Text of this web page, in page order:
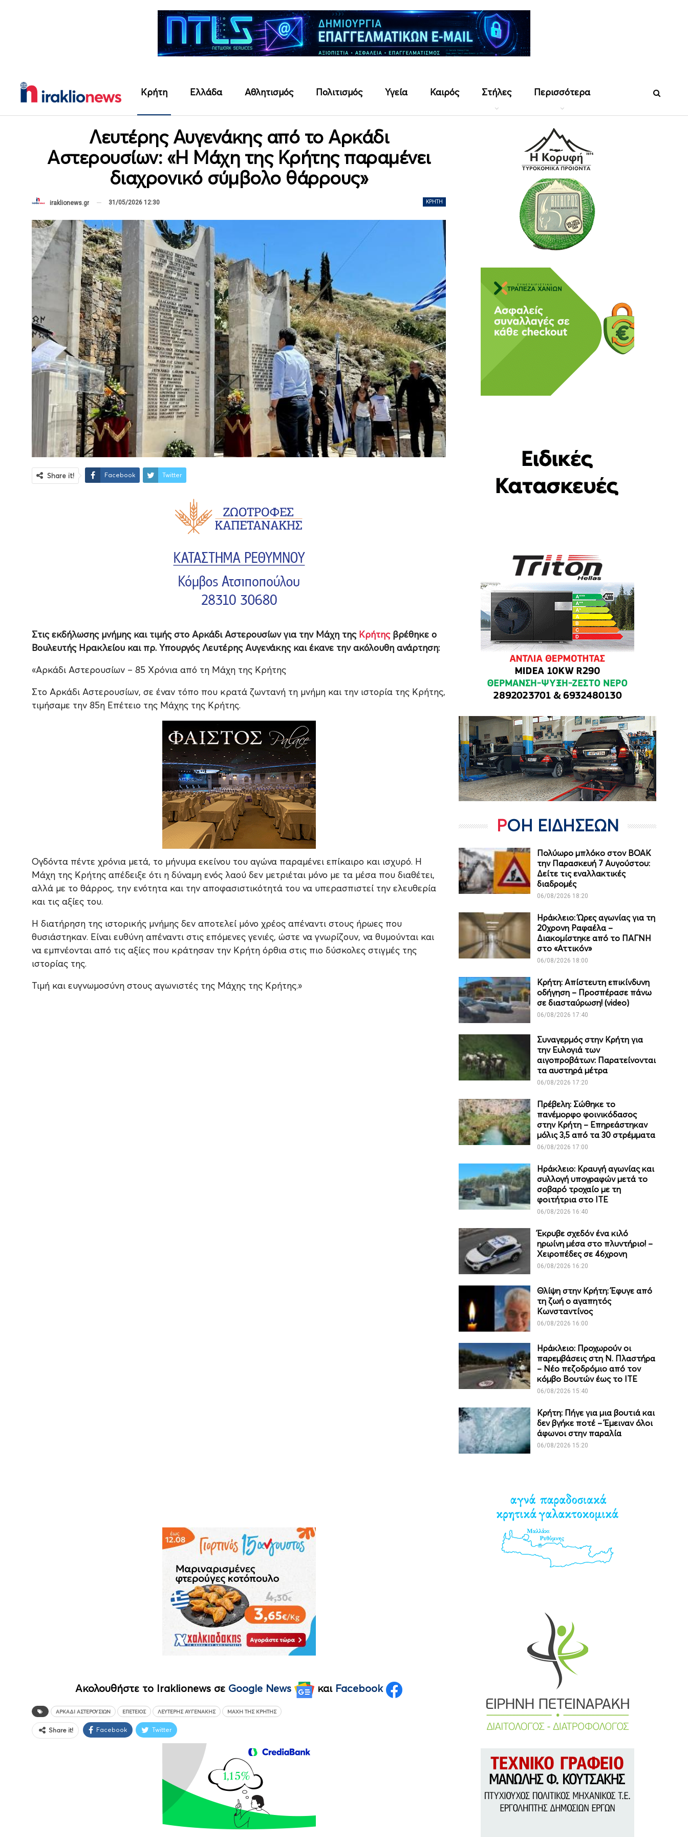
Κρήτη Ελλάδα Αθλητισμός Πολιτισμός Υγεία Καιρός Στήλες Περισσότερα
Λευτέρης Αυγενάκης από το Αρκάδι
Αστερουσίων: «Η Μάχη της Κρήτης παραμένει
διαχρονικό σύμβολο θάρρους»
ΚΡΉΤΗ
iraklionews.gr 31/05/2026 12:30
Share it! Facebook Twitter
Στις εκδήλωσης μνήμης και τιμής στο Αρκάδι Αστερουσίων για την Μάχη της Κρήτηςβρέθηκε ο
Βουλευτής Ηρακλείου και πρ. Υπουργός Λευτέρης Αυγενάκης και έκανε την ακόλουθη ανάρτηση:
«Αρκάδι Αστερουσίων – 85 Χρόνια από τη Μάχη της Κρήτης
Στο Αρκάδι Αστερουσίων, σε έναν τόπο που κρατά ζωντανή τη μνήμη και την ιστορία της Κρήτης,
τιμήσαμε την 85η Επέτειο της Μάχης της Κρήτης.
Ογδόντα πέντε χρόνια μετά, το μήνυμα εκείνου του αγώνα παραμένει επίκαιρο και ισχυρό. Η
Μάχη της Κρήτης απέδειξε ότι η δύναμη ενός λαού δεν μετριέται μόνο με τα μέσα που διαθέτει,
αλλά με το θάρρος, την ενότητα και την αποφασιστικότητά του να υπερασπιστεί την ελευθερία
και τις αξίες του.
Η διατήρηση της ιστορικής μνήμης δεν αποτελεί μόνο χρέος απέναντι στους ήρωες που
θυσιάστηκαν. Είναι ευθύνη απέναντι στις επόμενες γενιές, ώστε να γνωρίζουν, να θυμούνται και
να εμπνέονται από τις αξίες που κράτησαν την Κρήτη όρθια στις πιο δύσκολες στιγμές της
ιστορίας της.
Τιμή και ευγνωμοσύνη στους αγωνιστές της Μάχης της Κρήτης.»
Ακολουθήστε το Iraklionews σε Google News και Facebook
ΑΡΚΆΔΙ ΑΣΤΕΡΟΥΣΊΩΝ ΕΠΕΤΕΙΟΣ ΛΕΥΤΈΡΗΣ ΑΥΓΕΝΆΚΗΣ ΜΆΧΗ ΤΗΣ ΚΡΉΤΗΣ
Share it! Facebook Twitter
ΡΟΗ ΕΙΔΗΣΕΩΝ
Πολύωρο μπλόκο στον ΒΟΑΚ
την Παρασκευή 7 Αυγούστου:
Δείτε τις εναλλακτικές
διαδρομές
06/08/2026 18:20
Ηράκλειο: Ώρες αγωνίας για τη
20χρονη Ραφαέλα –
Διακομίστηκε από το ΠΑΓΝΗ
στο «Αττικόν»
06/08/2026 18:00
Κρήτη: Απίστευτη επικίνδυνη
οδήγηση – Προσπέρασε πάνω
σε διασταύρωση! (video)
06/08/2026 17:40
Συναγερμός στην Κρήτη για
την Ευλογιά των
αιγοπροβάτων: Παρατείνονται
τα αυστηρά μέτρα
06/08/2026 17:20
Πρέβελη: Σώθηκε το
πανέμορφο φοινικόδασος
στην Κρήτη – Επηρεάστηκαν
μόλις 3,5 από τα 30 στρέμματα
06/08/2026 17:00
Ηράκλειο: Κραυγή αγωνίας και
συλλογή υπογραφών μετά το
σοβαρό τροχαίο με τη
φοιτήτρια στο ΙΤΕ
06/08/2026 16:40
Έκρυβε σχεδόν ένα κιλό
ηρωίνη μέσα στο πλυντήριο! –
Χειροπέδες σε 46χρονη
06/08/2026 16:20
Θλίψη στην Κρήτη: Έφυγε από
τη ζωή ο αγαπητός
Κωνσταντίνος
06/08/2026 16:00
Ηράκλειο: Προχωρούν οι
παρεμβάσεις στη Ν. Πλαστήρα
– Νέο πεζοδρόμιο από τον
κόμβο Βουτών έως το ΙΤΕ
06/08/2026 15:40
Κρήτη: Πήγε για μια βουτιά και
δεν βγήκε ποτέ – Έμειναν όλοι
άφωνοι στην παραλία
06/08/2026 15:20